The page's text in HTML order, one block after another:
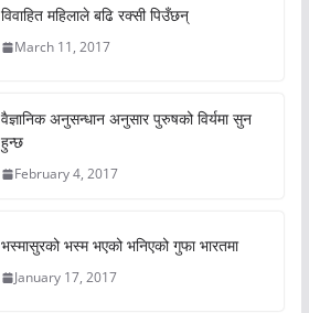
विवाहित महिलाले बढि रक्सी पिउँछन्
March 11, 2017
वैज्ञानिक अनुसन्धान अनुसार पुरुषको विर्यमा सुन
हुन्छ
February 4, 2017
भस्मासुरको भस्म भएको भनिएको गुफा भारतमा
January 17, 2017